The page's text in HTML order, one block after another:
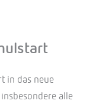
in das neue
alle